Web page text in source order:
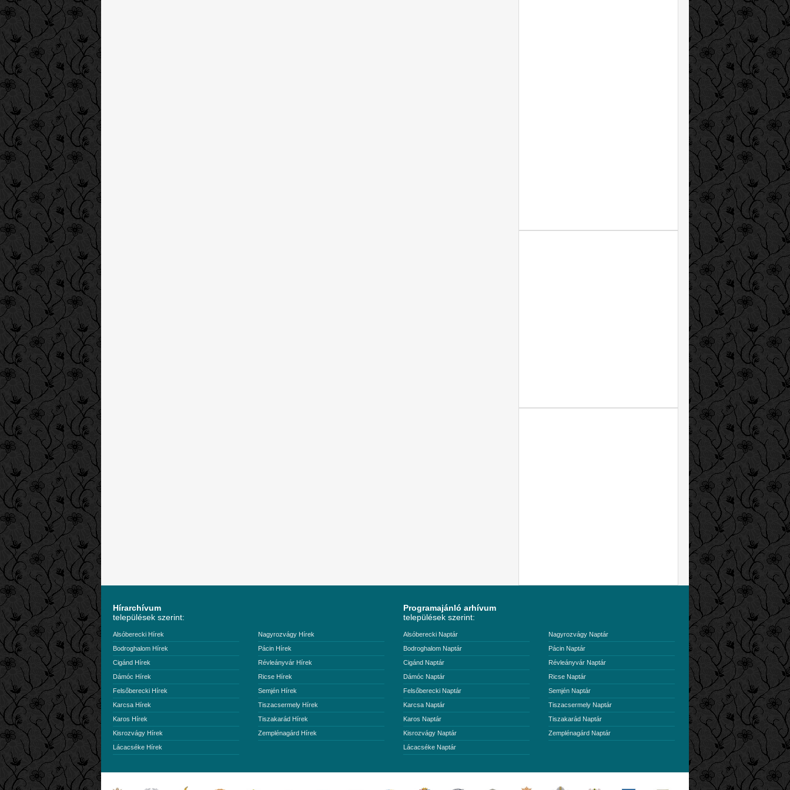
Hírarchívum
települések szerint:
Alsóberecki Hírek
Bodroghalom Hírek
Cigánd Hírek
Dámóc Hírek
Felsőberecki Hírek
Karcsa Hírek
Karos Hírek
Kisrozvágy Hírek
Lácacséke Hírek
Nagyrozvágy Hírek
Pácin Hírek
Révleányvár Hírek
Ricse Hírek
Semjén Hírek
Tiszacsermely Hírek
Tiszakarád Hírek
Zemplénagárd Hírek
Programajánló arhívum
települések szerint:
Alsóberecki Naptár
Bodroghalom Naptár
Cigánd Naptár
Dámóc Naptár
Felsőberecki Naptár
Karcsa Naptár
Karos Naptár
Kisrozvágy Naptár
Lácacséke Naptár
Nagyrozvágy Naptár
Pácin Naptár
Révleányvár Naptár
Ricse Naptár
Semjén Naptár
Tiszacsermely Naptár
Tiszakarád Naptár
Zemplénagárd Naptár